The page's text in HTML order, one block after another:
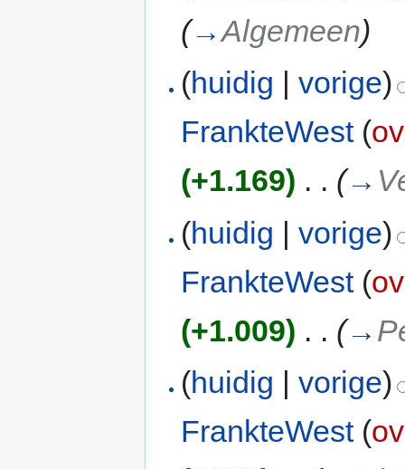
(→Algemeen)
(huidig |vorige)
FrankteWest (
(+1.169) . . (→
(huidig |vorige)
FrankteWest (
(+1.009) . . (→
(huidig |vorige)
FrankteWest (